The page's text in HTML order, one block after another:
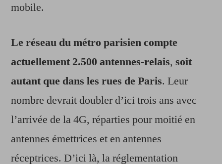
mobile.
Le réseau du métro parisien compte
actuellement 2.500 antennes-relais, soit
autant que dans les rues de Paris. Leur
nombre devrait doubler d’ici trois ans avec
l’arrivée de la 4G, réparties pour moitié en
antennes émettrices et en antennes
réceptrices. D’ici là, la réglementation